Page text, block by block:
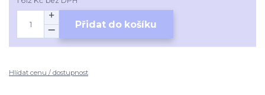
Přidat do košíku
Hlídat cenu / dostupnost